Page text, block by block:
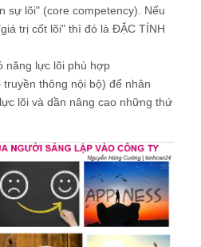
sự lõi" (core competency). Nếu
trị cốt lõi" thì đó là ĐẶC TÍNH
năng lực lõi phù hợp
thông nội bộ) để nhân
lõi và dần nâng cao những thứ